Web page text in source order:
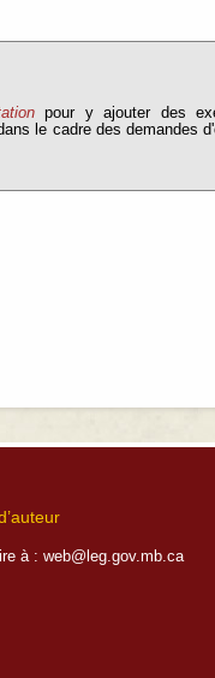
pour y ajouter des
le cadre des demandes
à : web@leg.gov.mb.ca